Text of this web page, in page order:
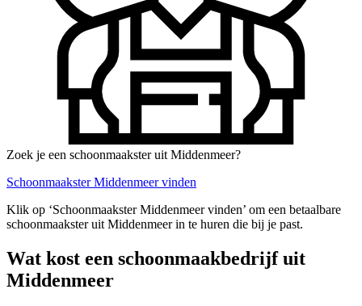
Zoek je een schoonmaakster uit Middenmeer?
Schoonmaakster Middenmeer vinden
Klik op ‘Schoonmaakster Middenmeer vinden’ om een betaalbare
schoonmaakster uit Middenmeer in te huren die bij je past.
Wat kost een schoonmaakbedrijf uit
Middenmeer